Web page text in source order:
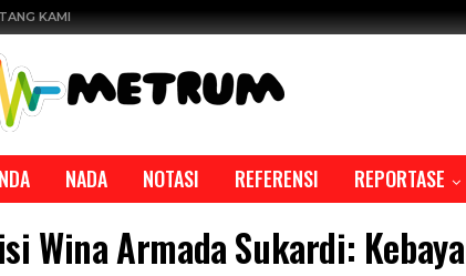
KAMI
NADA NOTASI REFERENSI REPORTASE
Wina Armada Sukardi: Kebaya